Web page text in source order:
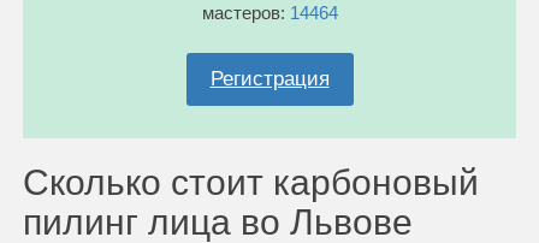
мастеров: 14464
Регистрация
Сколько стоит карбоновый
пилинг лица во Львове